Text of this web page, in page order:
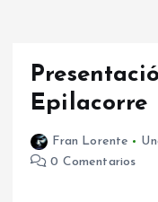
Epilacorre
Fran Lorente
0 Comentarios